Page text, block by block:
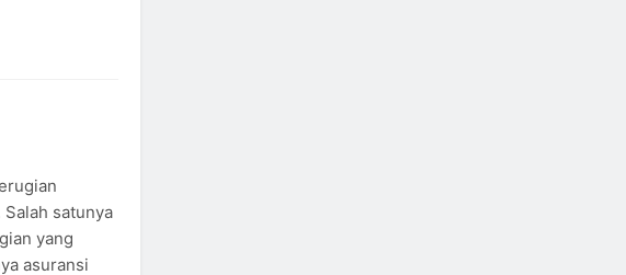
satunya
yang
asuransi